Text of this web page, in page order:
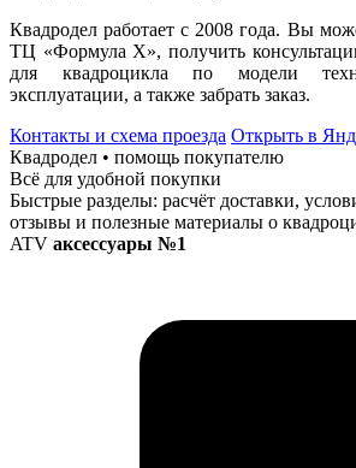
Квадродел работает с 2008 года. Вы
ТЦ «Формула Х», получить
для квадроцикла по модели
эксплуатации, а также забрать заказ.
Контакты и схема проезда Открыть в
Квадродел • помощь покупателю
Всё для удобной покупки
Быстрые разделы: расчёт доставки,
отзывы и полезные материалы о
ATV аксессуары №1